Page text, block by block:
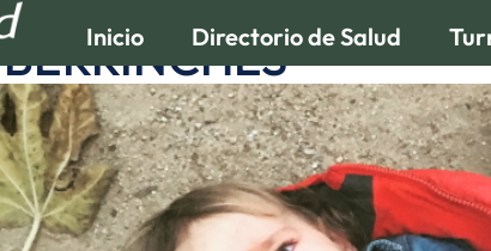
Inicio Directorio de Salud